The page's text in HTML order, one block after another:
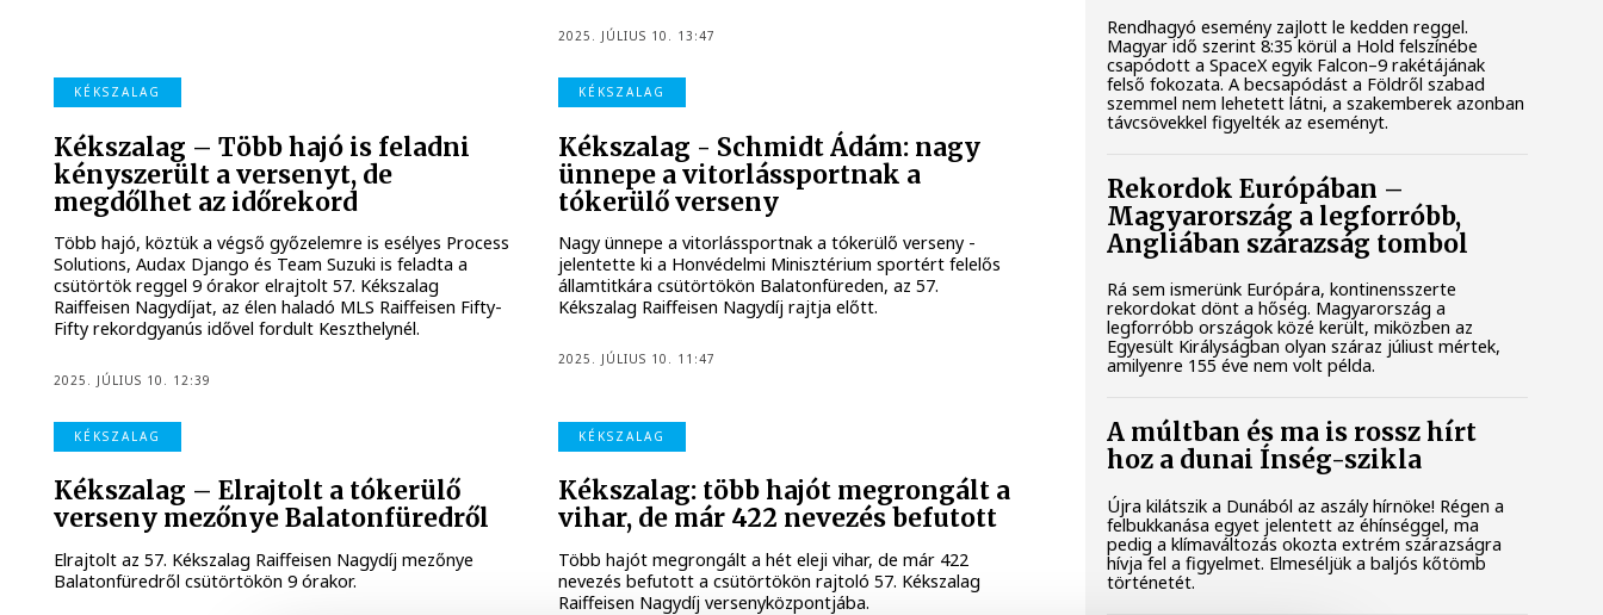
2025. JÚLIUS 10. 13:47
KÉKSZALAG
Kékszalag – Több hajó is feladni
kényszerült a versenyt, de
megdőlhet az időrekord
Több hajó, köztük a végső győzelemre is esélyes Process
Solutions, Audax Django és Team Suzuki is feladta a
csütörtök reggel 9 órakor elrajtolt 57. Kékszalag
Raiffeisen Nagydíjat, az élen haladó MLS Raiffeisen Fifty-
Fifty rekordgyanús idővel fordult Keszthelynél.
2025. JÚLIUS 10. 12:39
KÉKSZALAG
Kékszalag - Schmidt Ádám: nagy
ünnepe a vitorlássportnak a
tókerülő verseny
Nagy ünnepe a vitorlássportnak a tókerülő verseny -
jelentette ki a Honvédelmi Minisztérium sportért felelős
államtitkára csütörtökön Balatonfüreden, az 57.
Kékszalag Raiffeisen Nagydíj rajtja előtt.
2025. JÚLIUS 10. 11:47
KÉKSZALAG
Kékszalag – Elrajtolt a tókerülő
verseny mezőnye Balatonfüredről
Elrajtolt az 57. Kékszalag Raiffeisen Nagydíj mezőnye
Balatonfüredről csütörtökön 9 órakor.
KÉKSZALAG
Kékszalag: több hajót megrongált a
vihar, de már 422 nevezés befutott
Több hajót megrongált a hét eleji vihar, de már 422
nevezés befutott a csütörtökön rajtoló 57. Kékszalag
Raiffeisen Nagydíj versenyközpontjába.
Rendhagyó esemény zajlott le kedden reggel.
Magyar idő szerint 8:35 körül a Hold felszínébe
csapódott a SpaceX egyik Falcon–9 rakétájának
felső fokozata. A becsapódást a Földről szabad
szemmel nem lehetett látni, a szakemberek azonban
távcsövekkel figyelték az eseményt.
Rekordok Európában –
Magyarország a legforróbb,
Angliában szárazság tombol
Rá sem ismerünk Európára, kontinensszerte
rekordokat dönt a hőség. Magyarország a
legforróbb országok közé került, miközben az
Egyesült Királyságban olyan száraz júliust mértek,
amilyenre 155 éve nem volt példa.
A múltban és ma is rossz hírt
hoz a dunai Ínség-szikla
Újra kilátszik a Dunából az aszály hírnöke! Régen a
felbukkanása egyet jelentett az éhínséggel, ma
pedig a klímaváltozás okozta extrém szárazságra
hívja fel a figyelmet. Elmeséljük a baljós kőtömb
történetét.